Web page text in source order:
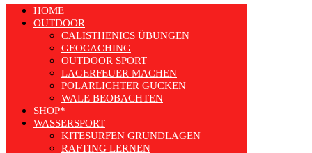
HOME
OUTDOOR
CALISTHENICS ÜBUNGEN
GEOCACHING
OUTDOOR SPORT
LAGERFEUER MACHEN
POLARLICHTER GUCKEN
WALE BEOBACHTEN
SHOP*
WASSERSPORT
KITESURFEN GRUNDLAGEN
RAFTING LERNEN